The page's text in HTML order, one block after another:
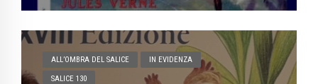
“tutto esaurito”. Se al […]
ALL’OMBRA DEL SALICE IN EVIDENZA
SALICE 130